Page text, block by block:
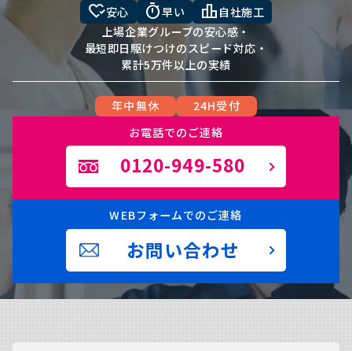
heart_check安心 timer早い leaderboard 自社施工
上場企業グループの安心感・
最短即日駆けつけのスピード対応・
累計5万件以上の実績
年中無休
24H受付
お電話でのご連絡
0120-949-580
WEBフォームでのご連絡
お問い合わせ